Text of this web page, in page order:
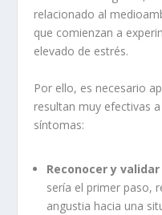
relacionado al
que comienzan a
elevado de estrés.
Por ello, es necesario
resultan muy efectivas
síntomas:
Reconocer y
sería el primer paso,
angustia hacia una